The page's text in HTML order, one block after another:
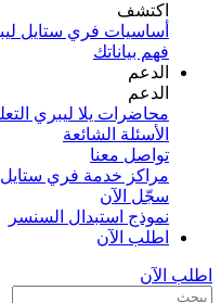
اكتشف​
أساسيات فري ستايل
فهم بياناتك
الدعم
الدعم
محاضرات يلا ليبري
الأسئلة الشائعة
تواصل معنا
مراكز خدمة فري ستايل
سجّل الآن​
نموذج استبدال السنسر
اطلب الآن
اطلب الآن